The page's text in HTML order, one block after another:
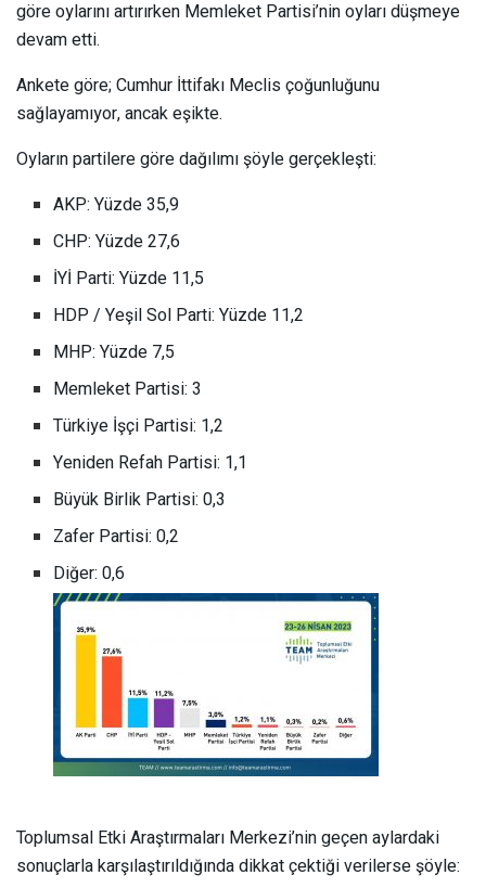
göre oylarını artırırken Memleket Partisi’nin oyları düşmeye
devam etti.
Ankete göre; Cumhur İttifakı Meclis çoğunluğunu
sağlayamıyor, ancak eşikte.
Oyların partilere göre dağılımı şöyle gerçekleşti:
AKP: Yüzde 35,9
CHP: Yüzde 27,6
İYİ Parti: Yüzde 11,5
HDP / Yeşil Sol Parti: Yüzde 11,2
MHP: Yüzde 7,5
Memleket Partisi: 3
Türkiye İşçi Partisi: 1,2
Yeniden Refah Partisi: 1,1
Büyük Birlik Partisi: 0,3
Zafer Partisi: 0,2
Diğer: 0,6
Toplumsal Etki Araştırmaları Merkezi’nin geçen aylardaki
sonuçlarla karşılaştırıldığında dikkat çektiği verilerse şöyle: